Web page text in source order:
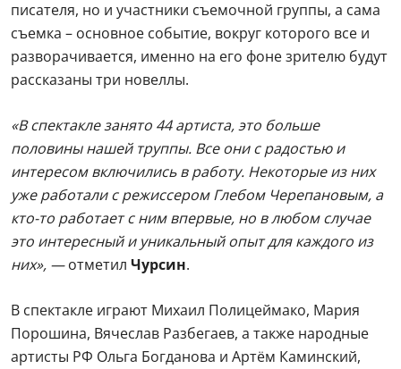
писателя, но и участники съемочной группы, а сама
съемка – основное событие, вокруг которого все и
разворачивается, именно на его фоне зрителю будут
рассказаны три новеллы.
«В спектакле занято 44 артиста, это больше
половины нашей труппы. Все они с радостью и
интересом включились в работу. Некоторые из них
уже работали с режиссером Глебом Черепановым, а
кто-то работает с ним впервые, но в любом случае
это интересный и уникальный опыт для каждого из
них», —отметил Чурсин.
В спектакле играют Михаил Полицеймако, Мария
Порошина, Вячеслав Разбегаев, а также народные
артисты РФ Ольга Богданова и Артём Каминский,